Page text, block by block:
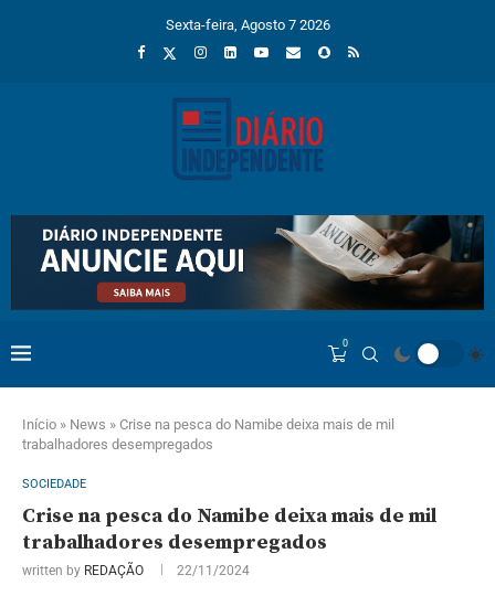
Sexta-feira, Agosto 7 2026
0
Início » News » Crise na pesca do Namibe deixa mais de mil
trabalhadores desempregados
SOCIEDADE
Crise na pesca do Namibe deixa mais de mil
trabalhadores desempregados
written by REDAÇÃO 22/11/2024